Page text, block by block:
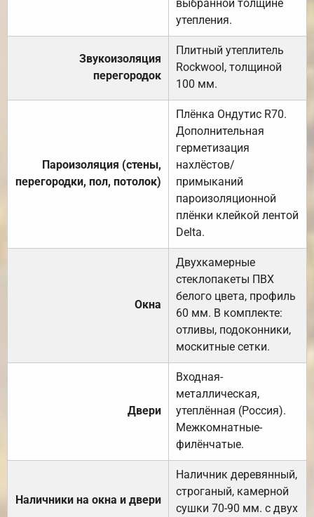
выбранной толщине
утепления.
Звукоизоляция
перегородок
Плитный утеплитель
Rockwool, толщиной
100 мм.
Пароизоляция (стены,
перегородки, пол, потолок)
Плёнка Ондутис R70.
Дополнительная
герметизация
нахлёстов/
примыканий
пароизоляционной
плёнки клейкой лентой
Delta.
Окна
Двухкамерные
стеклопакеты ПВХ
белого цвета, профиль
60 мм. В комплекте:
отливы, подоконники,
москитные сетки.
Двери
Входная-
металлическая,
утеплённая (Россия).
Межкомнатные-
филёнчатые.
Наличники на окна и двери
Наличник деревянный,
строганый, камерной
сушки 70-90 мм. с двух